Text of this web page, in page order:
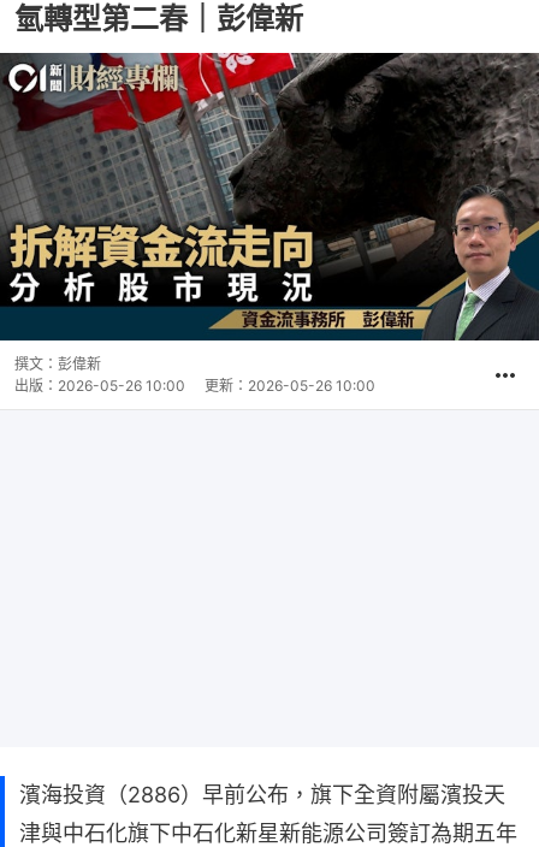
氫轉型第二春｜彭偉新
撰文： 彭偉新
出版： 2026-05-26 10:00 更新： 2026-05-26 10:00
濱海投資（2886）早前公布，旗下全資附屬濱投天
津與中石化旗下中石化新星新能源公司簽訂為期五年